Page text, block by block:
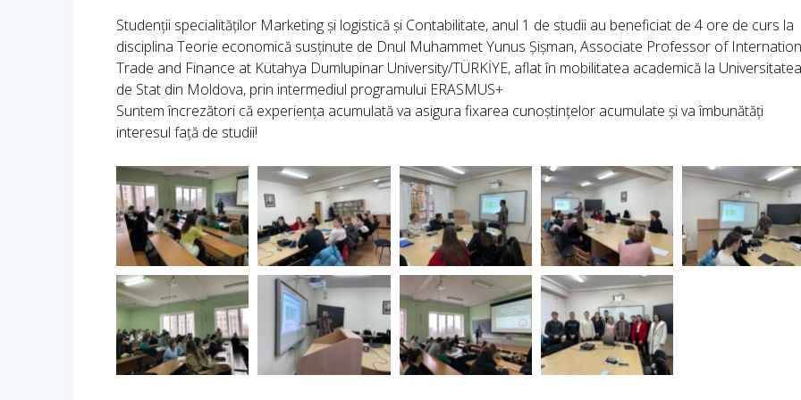
Studenții specialităților Marketing și logistică și Contabilitate, anul 1 de studii au beneficiat de 4 ore de curs la
disciplina Teorie economică susținute de Dnul Muhammet Yunus Șișman, Associate Professor of
Trade and Finance at Kütahya Dumlupinar University/TÜRKİYE, aflat în mobilitatea academică la
de Stat din Moldova, prin intermediul programului ERASMUS+
Suntem încrezători că experiența acumulată va asigura fixarea cunoștințelor acumulate și va îmbunătăți
interesul față de studii!